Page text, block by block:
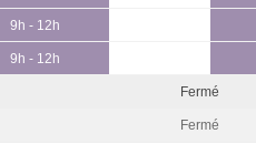
9h - 12h
9h - 12h
Fermé
Fermé